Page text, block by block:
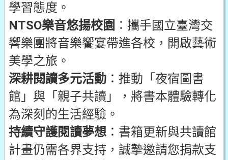
學習態度。
NTSO樂音悠揚校園 ：攜手國立臺灣交
響樂團將音樂饗宴帶進各校，開啟藝術
美學之旅。
深耕閱讀多元活動 ：推動「夜宿圖書
館」與「親子共讀」，將書本體驗轉化
為深刻的生活經驗。
持續守護閱讀夢想 ：書箱更新與共讀館
計畫仍需各界支持，誠摯邀請您捐款支